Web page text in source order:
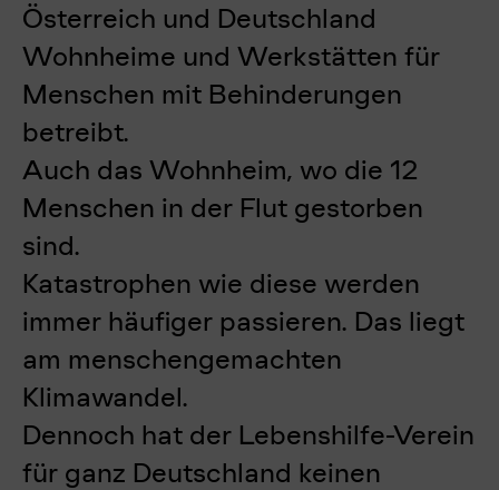
Österreich und Deutschland
Wohnheime und Werkstätten für
Menschen mit Behinderungen
betreibt.
Auch das Wohnheim, wo die 12
Menschen in der Flut gestorben
sind.
Katastrophen wie diese werden
immer häufiger passieren. Das liegt
am menschengemachten
Klimawandel.
Dennoch hat der Lebenshilfe-Verein
für ganz Deutschland keinen